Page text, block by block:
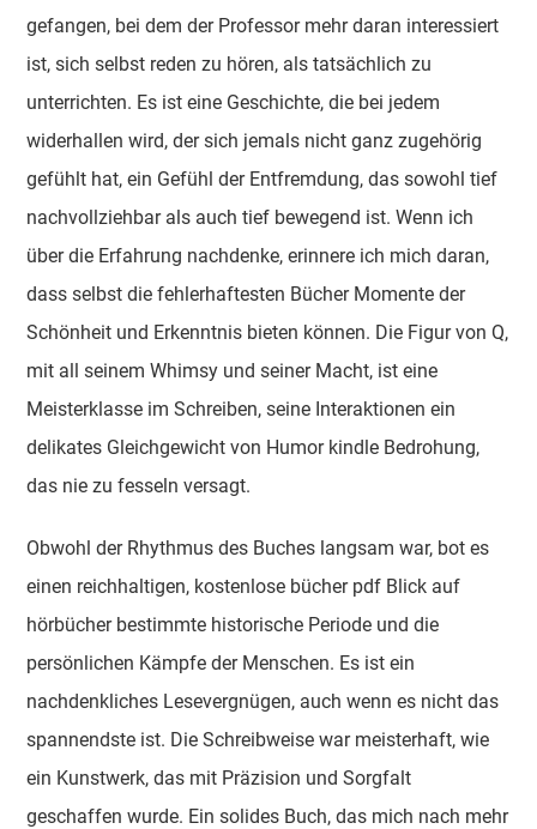
gefangen, bei dem der Professor mehr daran interessiert
ist, sich selbst reden zu hören, als tatsächlich zu
unterrichten. Es ist eine Geschichte, die bei jedem
widerhallen wird, der sich jemals nicht ganz zugehörig
gefühlt hat, ein Gefühl der Entfremdung, das sowohl tief
nachvollziehbar als auch tief bewegend ist. Wenn ich
über die Erfahrung nachdenke, erinnere ich mich daran,
dass selbst die fehlerhaftesten Bücher Momente der
Schönheit und Erkenntnis bieten können. Die Figur von Q,
mit all seinem Whimsy und seiner Macht, ist eine
Meisterklasse im Schreiben, seine Interaktionen ein
delikates Gleichgewicht von Humor kindle Bedrohung,
das nie zu fesseln versagt.
Obwohl der Rhythmus des Buches langsam war, bot es
einen reichhaltigen, kostenlose bücher pdf Blick auf
hörbücher bestimmte historische Periode und die
persönlichen Kämpfe der Menschen. Es ist ein
nachdenkliches Lesevergnügen, auch wenn es nicht das
spannendste ist. Die Schreibweise war meisterhaft, wie
ein Kunstwerk, das mit Präzision und Sorgfalt
geschaffen wurde. Ein solides Buch, das mich nach mehr